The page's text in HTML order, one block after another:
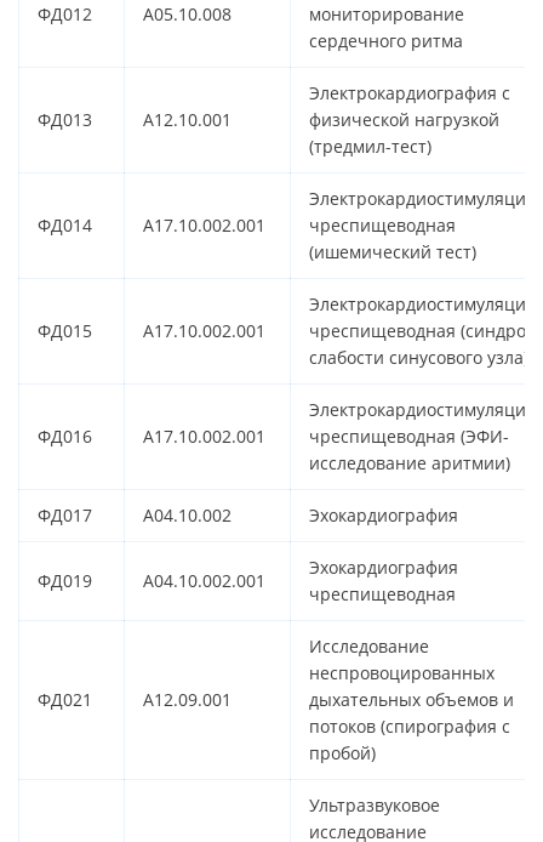
ФД012 A05.10.008
мониторирование
сердечного ритма
ФД013 A12.10.001
Электрокардиография с
физической нагрузкой
(тредмил-тест)
ФД014 A17.10.002.001
Электрокардиостимуляция
чреспищеводная
(ишемический тест)
ФД015 A17.10.002.001
Электрокардиостимуляция
чреспищеводная (синдром
слабости синусового узла)
ФД016 A17.10.002.001
Электрокардиостимуляция
чреспищеводная (ЭФИ-
исследование аритмии)
ФД017 A04.10.002 Эхокардиография
ФД019 A04.10.002.001
Эхокардиография
чреспищеводная
ФД021 A12.09.001
Исследование
неспровоцированных
дыхательных объемов и
потоков (спирография с
пробой)
Ультразвуковое
исследование